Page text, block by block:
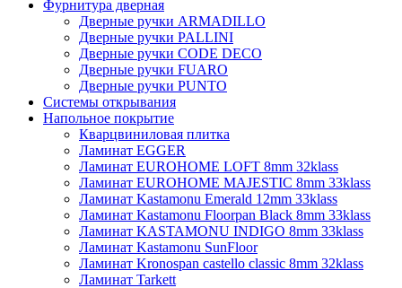
Фурнитура дверная
Дверные ручки ARMADILLO
Дверные ручки PALLINI
Дверные ручки CODE DECO
Дверные ручки FUARO
Дверные ручки PUNTO
Системы открывания
Напольное покрытие
Кварцвиниловая плитка
Ламинат EGGER
Ламинат EUROHOME LOFT 8mm 32klass
Ламинат EUROHOME MAJESTIC 8mm 33klass
Ламинат Kastamonu Emerald 12mm 33klass
Ламинат Kastamonu Floorpan Black 8mm 33klass
Ламинат KASTAMONU INDIGO 8mm 33klass
Ламинат Kastamonu SunFloor
Ламинат Kronospan castello classic 8mm 32klass
Ламинат Tarkett